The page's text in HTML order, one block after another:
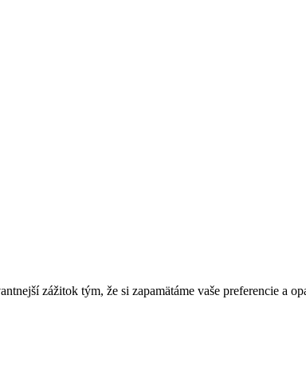
zážitok tým, že si zapamätáme vaše preferencie a